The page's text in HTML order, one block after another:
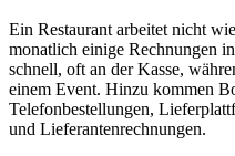
Ein Restaurant arbeitet nicht
monatlich einige Rechnungen
schnell, oft an der Kasse,
einem Event. Hinzu kommen
Telefonbestellungen,
und Lieferantenrechnungen.